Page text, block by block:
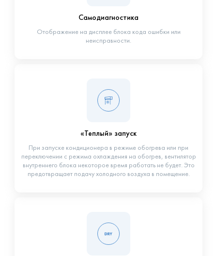
Самодиагностика
Отображение на дисплее блока кода ошибки или
неисправности.
«Теплый» запуск
При запуске кондиционера в режиме обогрева или при
переключении с режима охлаждения на обогрев, вентилятор
внутреннего блока некоторое время работать не будет. Это
предотвращает подачу холодного воздуха в помещение.